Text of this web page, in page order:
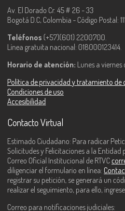
Av. El Dorado Cr. 45 # 26 - 33
Bogotá D.C, Colombia - Código Postal:
Teléfonos (+57)(601) 2200700.
Línea gratuita nacional: 018000123414.
Horario de atención: Lunes a
Política de privacidad y tratamiento de
Condiciones de uso
Accesibilidad
Contacto Virtual
Estimado Ciudadano: Para radicar
Solicitudes y Felicitaciones a la Entidad
Correo Oficial Institucional de RTVC
diligenciar el formulario en línea:
registrar su petición, se generará un
realizar el seguimiento, para ello,
Correo para notificaciones judiciales: